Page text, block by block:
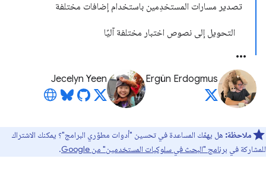
تصدير مسارات المستخدِمين باستخدام إضافات مختلفة
التحويل إلى نصوص اختبار مختلفة آليًا
Ergün Erdogmus
Jecelyn Yeen
ملاحظة: هل يهمّك المساعدة في تحسين "أدوات مطوّري البرامج"؟ يمكنك الاشتراك
للمشاركة في برنامج "البحث في سلوكيات المستخدمين" من Google .